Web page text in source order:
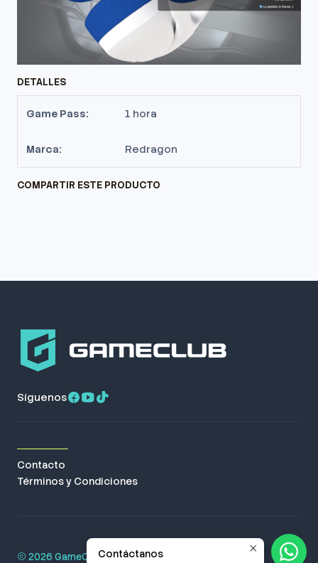
DETALLES
Game Pass: 1 hora
Marca: Redragon
COMPARTIR ESTE PRODUCTO
Síguenos
Contacto
Términos y Condiciones
2026 GameClub. Todos los derechos reservados.
Contáctanos